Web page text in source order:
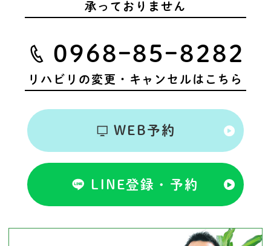
承っておりません
0968ｰ85ｰ8282
リハビリの変更・キャンセルはこちら
WEB予約
LINE登録・予約